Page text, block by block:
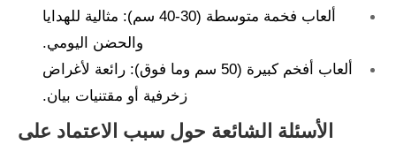
ألعاب فخمة متوسطة (30-40 سم): مثالية للهدايا
والحضن اليومي.
ألعاب أفخم كبيرة (50 سم وما فوق): رائعة لأغراض
زخرفية أو مقتنيات بيان.
الأسئلة الشائعة حول سبب الاعتماد على